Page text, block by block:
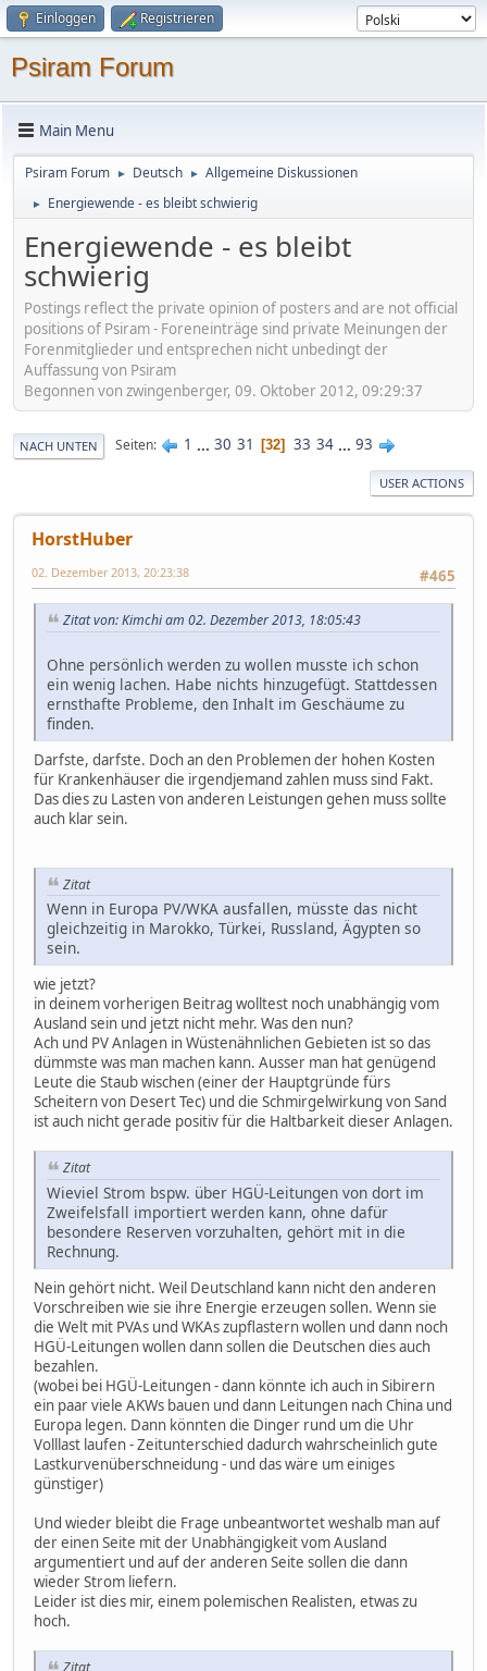
Einloggen Registrieren
Psiram Forum
Main Menu
Psiram Forum ► Deutsch ► Allgemeine Diskussionen
► Energiewende - es bleibt schwierig
Energiewende - es bleibt
schwierig
Postings reflect the private opinion of posters and are not official
positions of Psiram - Foreneinträge sind private Meinungen der
Forenmitglieder und entsprechen nicht unbedingt der
Auffassung von Psiram
Begonnen von zwingenberger, 09. Oktober 2012, 09:29:37
NACH UNTEN Seiten 1 ... 30 31 32 33 34 ... 93
USER ACTIONS
HorstHuber
#465
02. Dezember 2013, 20:23:38
Zitat von: Kimchi am 02. Dezember 2013, 18:05:43
Ohne persönlich werden zu wollen musste ich schon
ein wenig lachen. Habe nichts hinzugefügt. Stattdessen
ernsthafte Probleme, den Inhalt im Geschäume zu
finden.
Darfste, darfste. Doch an den Problemen der hohen Kosten
für Krankenhäuser die irgendjemand zahlen muss sind Fakt.
Das dies zu Lasten von anderen Leistungen gehen muss sollte
auch klar sein.
Zitat
Wenn in Europa PV/WKA ausfallen, müsste das nicht
gleichzeitig in Marokko, Türkei, Russland, Ägypten so
sein.
wie jetzt?
in deinem vorherigen Beitrag wolltest noch unabhängig vom
Ausland sein und jetzt nicht mehr. Was den nun?
Ach und PV Anlagen in Wüstenähnlichen Gebieten ist so das
dümmste was man machen kann. Ausser man hat genügend
Leute die Staub wischen (einer der Hauptgründe fürs
Scheitern von Desert Tec) und die Schmirgelwirkung von Sand
ist auch nicht gerade positiv für die Haltbarkeit dieser Anlagen.
Zitat
Wieviel Strom bspw. über HGÜ-Leitungen von dort im
Zweifelsfall importiert werden kann, ohne dafür
besondere Reserven vorzuhalten, gehört mit in die
Rechnung.
Nein gehört nicht. Weil Deutschland kann nicht den anderen
Vorschreiben wie sie ihre Energie erzeugen sollen. Wenn sie
die Welt mit PVAs und WKAs zupflastern wollen und dann noch
HGÜ-Leitungen wollen dann sollen die Deutschen dies auch
bezahlen.
(wobei bei HGÜ-Leitungen - dann könnte ich auch in Sibirern
ein paar viele AKWs bauen und dann Leitungen nach China und
Europa legen. Dann könnten die Dinger rund um die Uhr
Volllast laufen - Zeitunterschied dadurch wahrscheinlich gute
Lastkurvenüberschneidung - und das wäre um einiges
günstiger)
Und wieder bleibt die Frage unbeantwortet weshalb man auf
der einen Seite mit der Unabhängigkeit vom Ausland
argumentiert und auf der anderen Seite sollen die dann
wieder Strom liefern.
Leider ist dies mir, einem polemischen Realisten, etwas zu
hoch.
Zitat